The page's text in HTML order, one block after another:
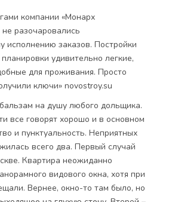
компании «Монарх
разочаровались
исполнению заказов. Постройки
удивительно легкие,
для проживания. Просто
ключи» novostroy.su
на душу любого дольщика.
все говорят хорошо и в основном
и пунктуальность. Неприятных
всего два. Первый случай
Квартира неожиданно
видового окна, хотя при
Вернее, окно-то там было, но